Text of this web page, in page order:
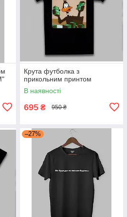
Крута футболка з
прикольним принтом
В наявності
695 ₴ 950 ₴
–27%